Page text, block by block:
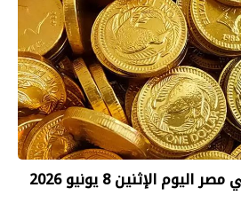
الإثنين 8 يونيو 2026